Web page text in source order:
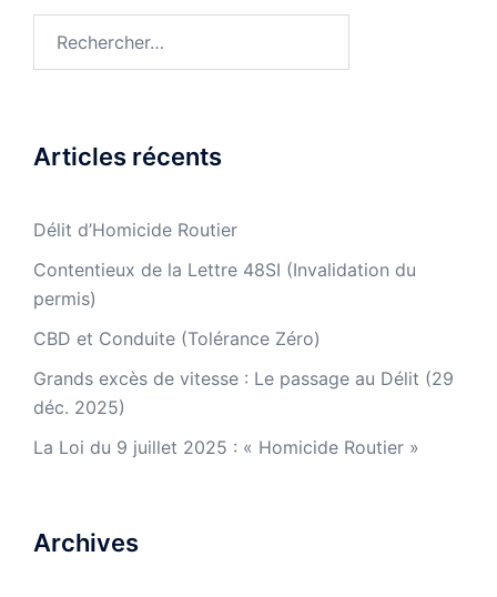
Articles récents
Délit d’Homicide Routier
Contentieux de la Lettre 48SI (Invalidation du
permis)
CBD et Conduite (Tolérance Zéro)
Grands excès de vitesse : Le passage au Délit (29
déc. 2025)
La Loi du 9 juillet 2025 : « Homicide Routier »
Archives